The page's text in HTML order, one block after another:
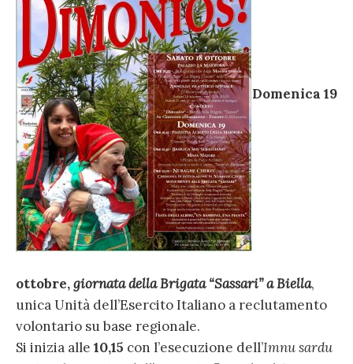
Domenica 19
ottobre,giornata della Brigata “Sassari” a Biella,
unica Unità dell’Esercito Italiano a reclutamento
volontario su base regionale.
Si inizia alle 10,15 con l’esecuzione dell’Imnu sardu